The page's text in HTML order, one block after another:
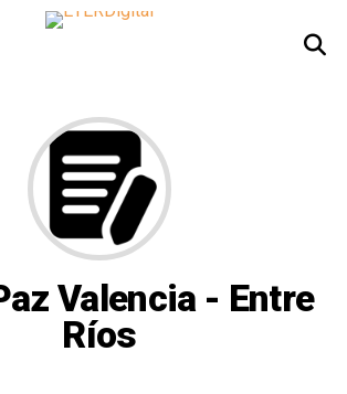
Valencia - Entre
Ríos